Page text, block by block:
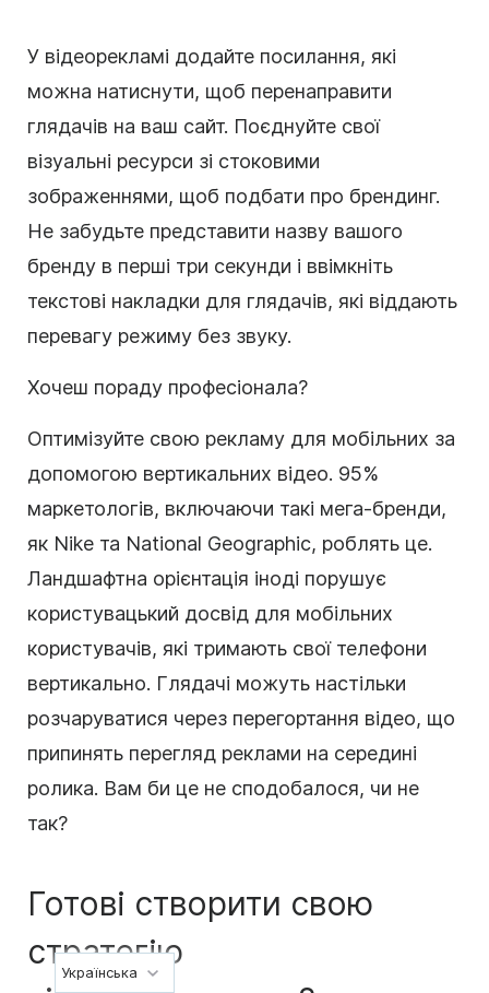
У відеорекламі додайте посилання, які
можна натиснути, щоб перенаправити
глядачів на ваш сайт. Поєднуйте свої
візуальні ресурси зі стоковими
зображеннями, щоб подбати про брендинг.
Не забудьте представити назву вашого
бренду в перші три секунди і ввімкніть
текстові накладки для глядачів, які віддають
перевагу режиму без звуку.
Хочеш пораду професіонала?
Оптимізуйте свою рекламу для мобільних за
допомогою вертикальних відео. 95%
маркетологів, включаючи такі мега-бренди,
як Nike та National Geographic, роблять це.
Ландшафтна орієнтація іноді порушує
користувацький досвід для мобільних
користувачів, які тримають свої телефони
вертикально. Глядачі можуть настільки
розчаруватися через перегортання відео, що
припинять перегляд реклами на середині
ролика. Вам би це не сподобалося, чи не
так?
Готові створити свою
стратегію
Українська